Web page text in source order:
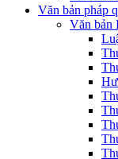
Văn bản pháp
Văn bản